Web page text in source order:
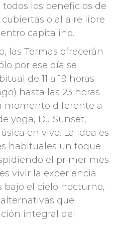
los beneficios de
o al aire libre
capitalino.
las Termas ofrecerán
por ese día se
de 11 a 19 horas
hasta las 23 horas
momento diferente a
yoga, DJ Sunset,
en vivo. La idea es
habituales un toque
el primer mes
vivir la experiencia
bajo el cielo nocturno,
que
integral del